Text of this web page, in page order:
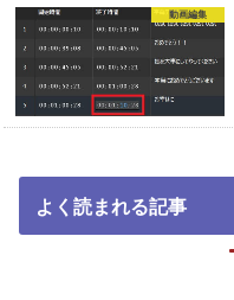
動画編集
よく読まれる記事